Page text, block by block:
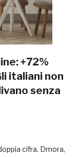
+72%
italiani non
senza
cifra. Dmora,